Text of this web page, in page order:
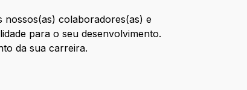
nossos(as) colaboradores(as) e
para o seu desenvolvimento.
da sua carreira.